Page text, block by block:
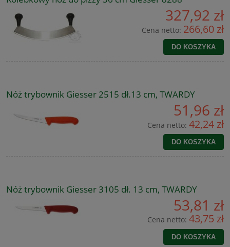
327,92 zł
Cena netto: 266,60 zł
DO KOSZYKA
Nóż trybownik Giesser 2515 dł.13 cm, TWARDY
51,96 zł
Cena netto: 42,24 zł
DO KOSZYKA
Nóż trybownik Giesser 3105 dł. 13 cm, TWARDY
53,81 zł
Cena netto: 43,75 zł
DO KOSZYKA